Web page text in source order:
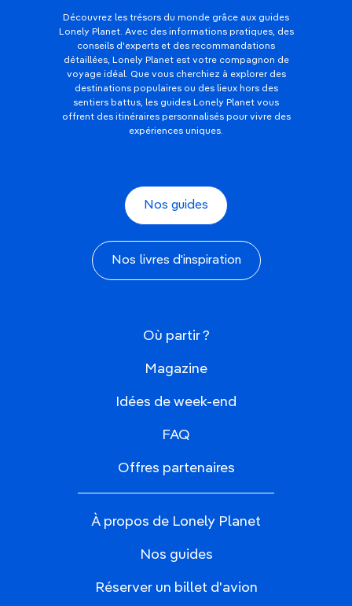
Découvrez les trésors du monde grâce aux guides
Lonely Planet. Avec des informations pratiques, des
conseils d'experts et des recommandations
détaillées, Lonely Planet est votre compagnon de
voyage idéal. Que vous cherchiez à explorer des
destinations populaires ou des lieux hors des
sentiers battus, les guides Lonely Planet vous
offrent des itinéraires personnalisés pour vivre des
expériences uniques.
Nos guides
Nos livres d'inspiration
Où partir ?
Magazine
Idées de week-end
FAQ
Offres partenaires
À propos de Lonely Planet
Nos guides
Réserver un billet d'avion